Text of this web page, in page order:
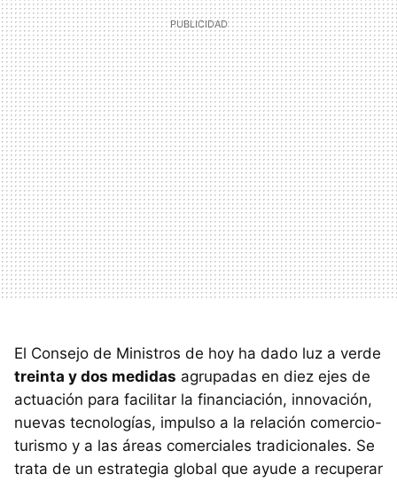
El Consejo de Ministros de hoy ha dado luz a verde
treinta y dos medidas agrupadas en diez ejes de
actuación para facilitar la financiación, innovación,
nuevas tecnologías, impulso a la relación comercio-
turismo y a las áreas comerciales tradicionales. Se
trata de un estrategia global que ayude a recuperar